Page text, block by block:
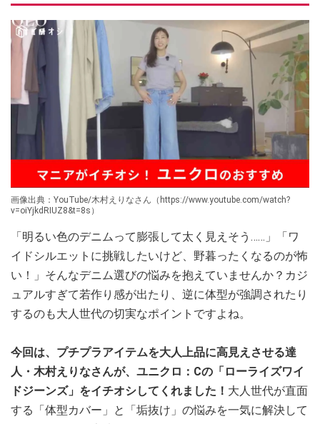
画像出典：YouTube/木村えりなさん（https://www.youtube.com/watch?
v=oiYjkdRIUZ8&t=8s）
「明るい色のデニムって膨張して太く見えそう……」「ワ
イドシルエットに挑戦したいけど、野暮ったくなるのが怖
い！」そんなデニム選びの悩みを抱えていませんか？カジ
ュアルすぎて若作り感が出たり、逆に体型が強調されたり
するのも大人世代の切実なポイントですよね。
今回は、プチプラアイテムを大人上品に高見えさせる達
人・木村えりなさんが、ユニクロ：Cの「ローライズワイ
ドジーンズ」をイチオシしてくれました！ 大人世代が直面
する「体型カバー」と「垢抜け」の悩みを一気に解決して